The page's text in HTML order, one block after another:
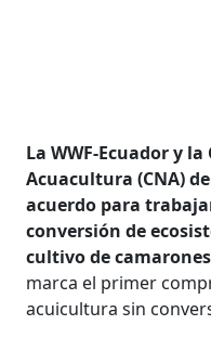
La WWF-Ecuador y
Acuacultura (CNA)
acuerdo para
conversión de
cultivo de camarones
marca el primer
acuicultura sin